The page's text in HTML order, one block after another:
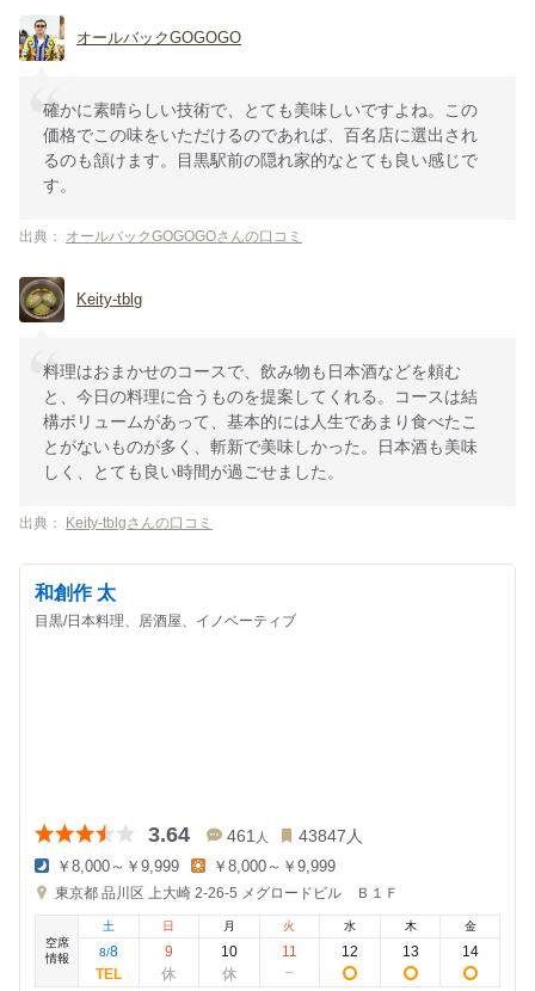
オールバックGOGOGO
確かに素晴らしい技術で、とても美味しいですよね。この
価格でこの味をいただけるのであれば、百名店に選出され
るのも頷けます。目黒駅前の隠れ家的なとても良い感じで
す。
出典： オールバックGOGOGOさんの口コミ
Keity-tblg
料理はおまかせのコースで、飲み物も日本酒などを頼む
と、今日の料理に合うものを提案してくれる。コースは結
構ボリュームがあって、基本的には人生であまり食べたこ
とがないものが多く、斬新で美味しかった。日本酒も美味
しく、とても良い時間が過ごせました。
出典： Keity-tblgさんの口コミ
和創作 太
目黒/日本料理、居酒屋、イノベーティブ
3.64 461 人 43847 人
夜
の
額
￥8,000～￥9,999
の
￥8,000～￥9,999
東京都 品川区 上大崎 2-26-5 メグロードビル Ｂ１Ｆ
空席
情報
土
8/8
日
9
月
10
火
11
水
12
木
13
金
14